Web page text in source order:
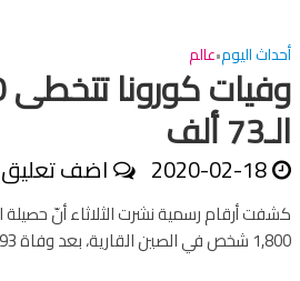
أحداث اليوم•عالم
الـ73 ألف
2020-02-18 اضف تعليق
كشفت أرقام رسمية نشرت الثلاثاء أنّ
1,800 شخص في الصين القارية، بعد وفاة 93 شخصا في مقاطعة هوبي. وأحصت...